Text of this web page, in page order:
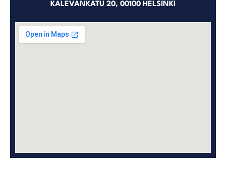
KALEVANKATU 20, 00100 HELSINKI